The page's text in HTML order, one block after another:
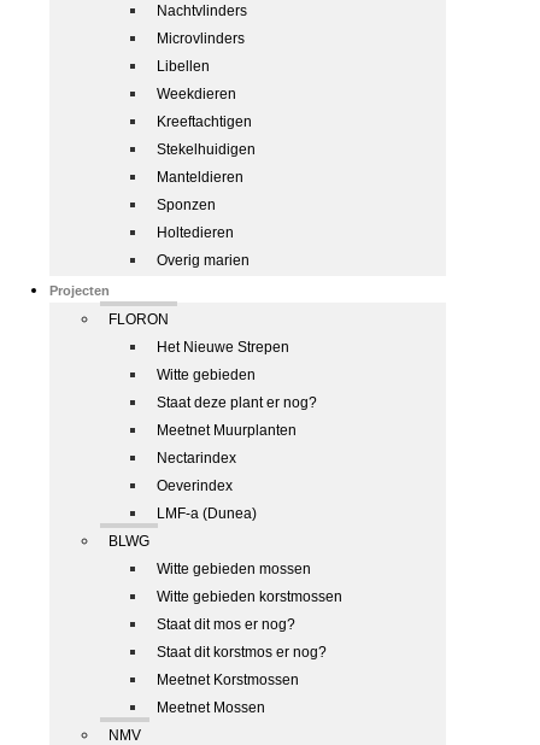
Nachtvlinders
Microvlinders
Libellen
Weekdieren
Kreeftachtigen
Stekelhuidigen
Manteldieren
Sponzen
Holtedieren
Overig marien
Projecten
FLORON
Het Nieuwe Strepen
Witte gebieden
Staat deze plant er nog?
Meetnet Muurplanten
Nectarindex
Oeverindex
LMF-a (Dunea)
BLWG
Witte gebieden mossen
Witte gebieden korstmossen
Staat dit mos er nog?
Staat dit korstmos er nog?
Meetnet Korstmossen
Meetnet Mossen
NMV